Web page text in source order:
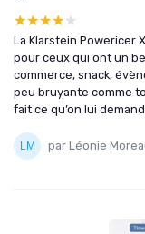
★★★★★
★★★★★
La Klarstein Powericer
pour ceux qui ont un
commerce, snack,
peu bruyante comme
fait ce qu’on lui
par Léonie